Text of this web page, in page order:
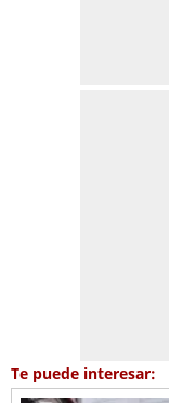
Te puede interesar: